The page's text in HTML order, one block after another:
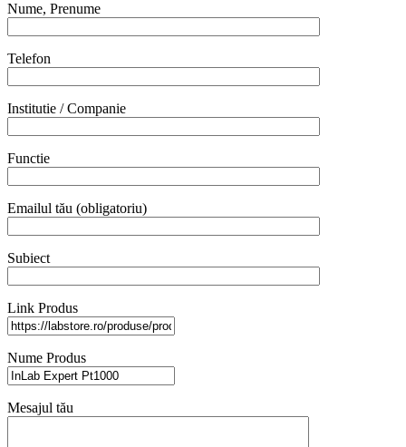
Nume, Prenume
Telefon
Institutie / Companie
Functie
Emailul tău (obligatoriu)
Subiect
Link Produs
Nume Produs
Mesajul tău